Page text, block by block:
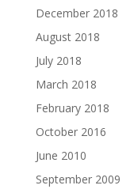
December 2018
August 2018
July 2018
March 2018
February 2018
October 2016
June 2010
September 2009